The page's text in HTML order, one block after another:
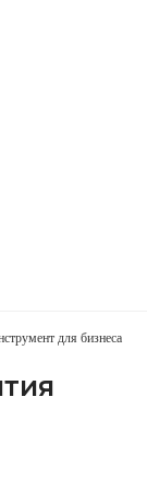
для бизнеса